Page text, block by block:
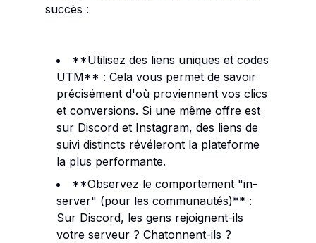
succès :
**Utilisez des liens uniques et codes
UTM** : Cela vous permet de savoir
précisément d'où proviennent vos clics
et conversions. Si une même offre est
sur Discord et Instagram, des liens de
suivi distincts révéleront la plateforme
la plus performante.
**Observez le comportement "in-
server" (pour les communautés)** :
Sur Discord, les gens rejoignent-ils
votre serveur ? Chatonnent-ils ?